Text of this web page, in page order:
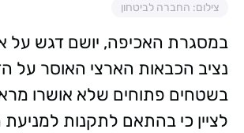
צילום: החברה לביטחון
במסגרת האכיפה, יושם דגש על
נציב הכבאות הארצי האוסר על
בשטחים פתוחים שלא אושרו
לציין כי בהתאם לתקנות